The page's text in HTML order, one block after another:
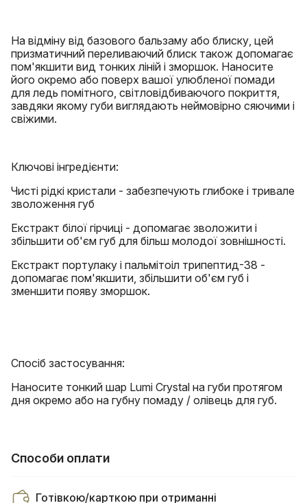
На відміну від базового бальзаму або блиску, цей
призматичний переливаючий блиск також допомагає
пом'якшити вид тонких ліній і зморшок. Наносите
його окремо або поверх вашої улюбленої помади
для ледь помітного, світловідбиваючого покриття,
завдяки якому губи виглядають неймовірно сяючими і
свіжими.
Ключові інгредієнти:
Чисті рідкі кристали - забезпечують глибоке і тривале
зволоження губ
Екстракт білої гірчиці - допомагає зволожити і
збільшити об'єм губ для більш молодої зовнішності.
Екстракт портулаку і пальмітоіл трипептид-38 -
допомагає пом'якшити, збільшити об'єм губ і
зменшити появу зморшок.
Спосіб застосування:
Наносите тонкий шар Lumi Crystal на губи протягом
дня окремо або на губну помаду / олівець для губ.
Способи оплати
Готівкою/карткою при отриманні